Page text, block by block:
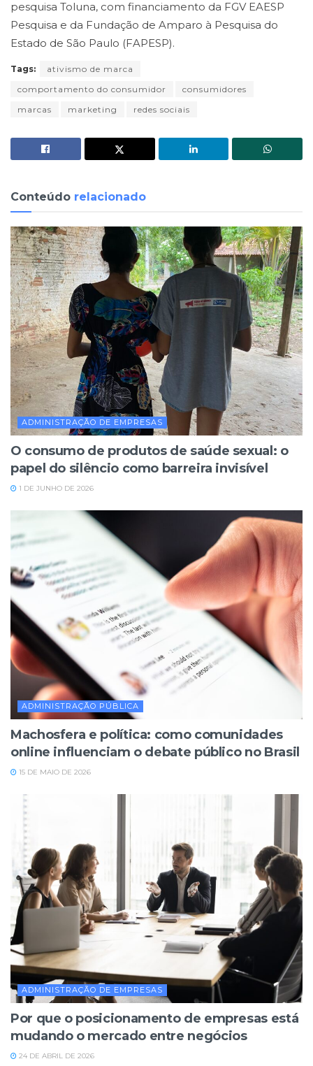
pesquisa Toluna, com financiamento da FGV EAESP
Pesquisa e da Fundação de Amparo à Pesquisa do
Estado de São Paulo (FAPESP).
Tags:
ativismo de marca
comportamento do consumidor
consumidores
marcas
marketing redes sociais
Conteúdo relacionado
ADMINISTRAÇÃO DE EMPRESAS
O consumo de produtos de saúde sexual: o
papel do silêncio como barreira invisível
1 DE JUNHO DE 2026
ADMINISTRAÇÃO PÚBLICA
Machosfera e política: como comunidades
online influenciam o debate público no Brasil
15 DE MAIO DE 2026
ADMINISTRAÇÃO DE EMPRESAS
Por que o posicionamento de empresas está
mudando o mercado entre negócios
24 DE ABRIL DE 2026